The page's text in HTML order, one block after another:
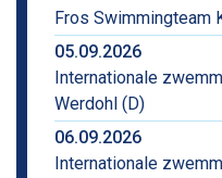
Fros Swimmingteam
05.09.2026
Internationale
Werdohl (D)
06.09.2026
Internationale